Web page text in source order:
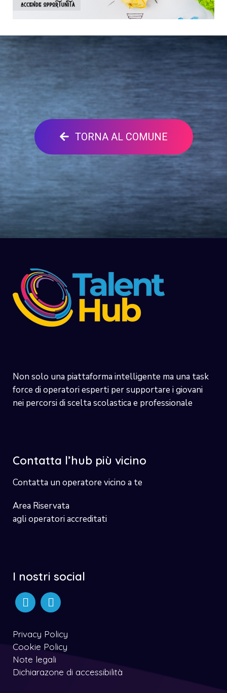
TORNA AL COMUNE
Non solo una piattaforma intelligente ma una task
force di operatori esperti per supportare i giovani
nei percorsi di scelta scolastica e professionale
Contatta l’hub più vicino
Contatta un operatore vicino a te
Area Riservata
agli operatori accreditati
I nostri social
Privacy Policy
Cookie Policy
Note legali
Dichiarazone di accessibilità